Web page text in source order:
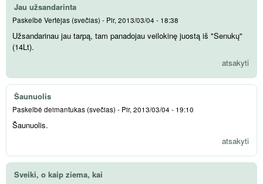
Jau užsandarinta
Paskelbė Vertėjas (svečias) - Pir, 2013/03/04 - 18:38
Užsandarinau jau tarpą, tam panadojau veilokinę juostą iš "Senukų"
(14Lt).
atsakyti
Šaunuolis
Paskelbė deimantukas (svečias) - Pir, 2013/03/04 - 19:10
Šaunuolis.
atsakyti
Sveiki, o kaip ziema, kai